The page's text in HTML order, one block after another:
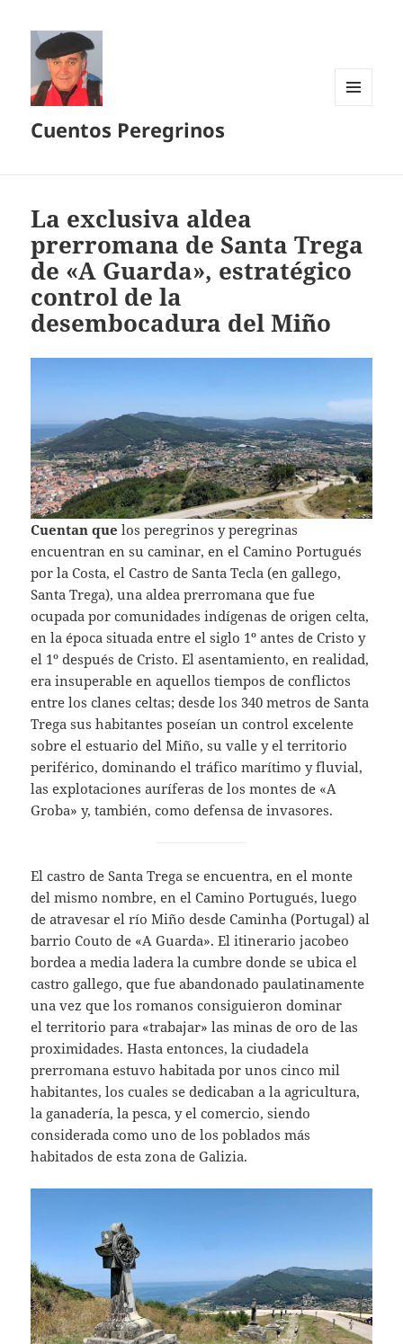
Cuentos Peregrinos
La exclusiva aldea
prerromana de Santa Trega
de «A Guarda», estratégico
control de la
desembocadura del Miño
Cuentan que los peregrinos y peregrinas
encuentran en su caminar, en el Camino Portugués
por la Costa, el Castro de Santa Tecla (en gallego,
Santa Trega), una aldea prerromana que fue
ocupada por comunidades indígenas de origen celta,
en la época situada entre el siglo 1º antes de Cristo y
el 1º después de Cristo. El asentamiento, en realidad,
era insuperable en aquellos tiempos de conflictos
entre los clanes celtas; desde los 340 metros de Santa
Trega sus habitantes poseían un control excelente
sobre el estuario del Miño, su valle y el territorio
periférico, dominando el tráfico marítimo y fluvial,
las explotaciones auríferas de los montes de «A
Groba» y, también, como defensa de invasores.
El castro de Santa Trega se encuentra, en el monte
del mismo nombre, en el Camino Portugués, luego
de atravesar el río Miño desde Caminha (Portugal) al
barrio Couto de «A Guarda». El itinerario jacobeo
bordea a media ladera la cumbre donde se ubica el
castro gallego, que fue abandonado paulatinamente
una vez que los romanos consiguieron dominar
el territorio para «trabajar» las minas de oro de las
proximidades. Hasta entonces, la ciudadela
prerromana estuvo habitada por unos cinco mil
habitantes, los cuales se dedicaban a la agricultura,
la ganadería, la pesca, y el comercio, siendo
considerada como uno de los poblados más
habitados de esta zona de Galizia.